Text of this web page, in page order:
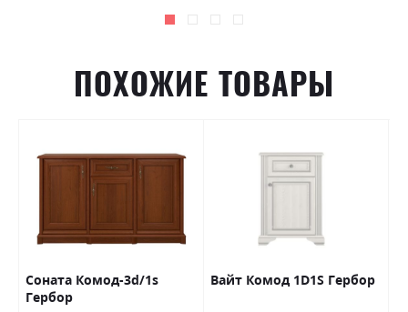
ПОХОЖИЕ ТОВАРЫ
Соната Комод-3d/1s
Гербор
Вайт Комод 1D1S Гербор